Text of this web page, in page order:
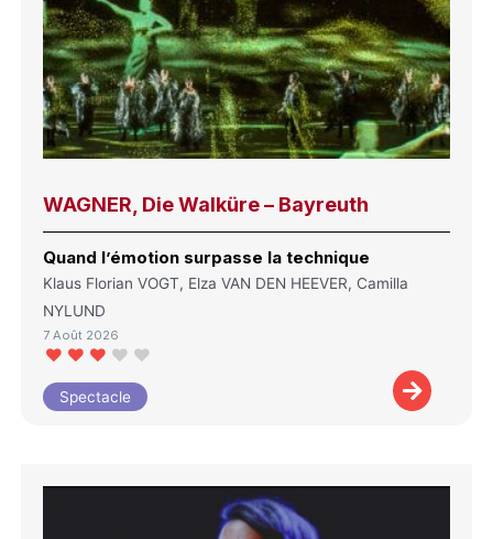
WAGNER, Die Walküre – Bayreuth
Quand l’émotion surpasse la technique
Klaus Florian VOGT, Elza VAN DEN HEEVER, Camilla
NYLUND
7 Août 2026
Spectacle